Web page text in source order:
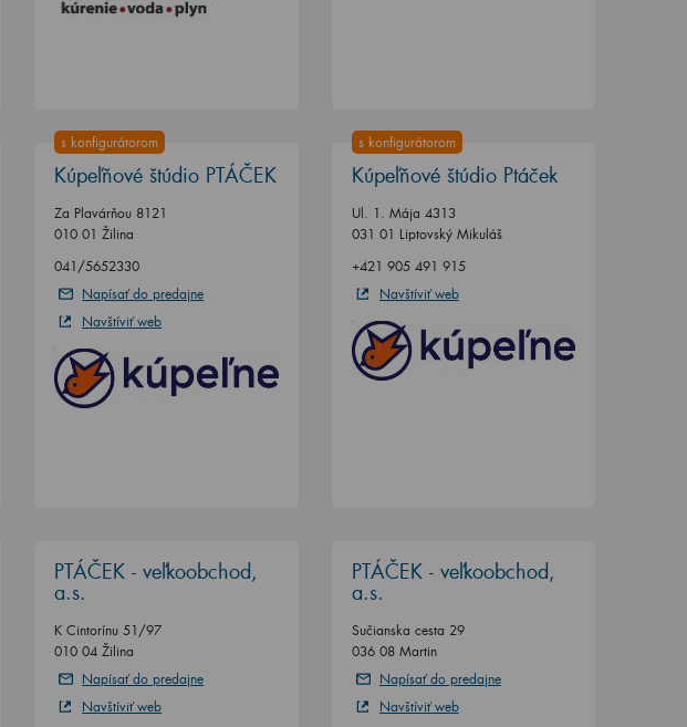
s konfigurátorom
Kúpeľňové štúdio PTÁČEK
Za Plavárňou 8121
010 01 Žilina
041/5652330
Napísať do predajne
Navštíviť web
s konfigurátorom
Kúpeľňové štúdio Ptáček
Ul. 1. Mája 4313
031 01 Liptovský Mikuláš
+421 905 491 915
Navštíviť web
PTÁČEK - veľkoobchod,
a.s.
K Cintorínu 51/97
010 04 Žilina
Napísať do predajne
Navštíviť web
PTÁČEK - veľkoobchod,
a.s.
Sučianska cesta 29
036 08 Martin
Napísať do predajne
Navštíviť web